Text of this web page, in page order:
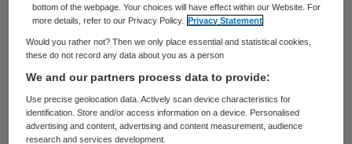
Volgens een woordvoerder van de
Wereldgezondheidsorganisatie (WHO) zijn
de testen in Conakry negatief op twee
mensen die waren overleden aan een koorts
die gepaard ging met bloedingen, berichtte
de BBC maandag. Verscheidene virussen
bottom of the webpage. Your choices will have effect within our Website. For
more details, refer to our Privacy Policy.
Privacy Statement
Would you rather not? Then we only place essential and statistical cookies,
these do not record any data about you as a person
We and our partners process data to provide:
Use precise geolocation data. Actively scan device characteristics for
identification. Store and/or access information on a device. Personalised
advertising and content, advertising and content measurement, audience
research and services development.